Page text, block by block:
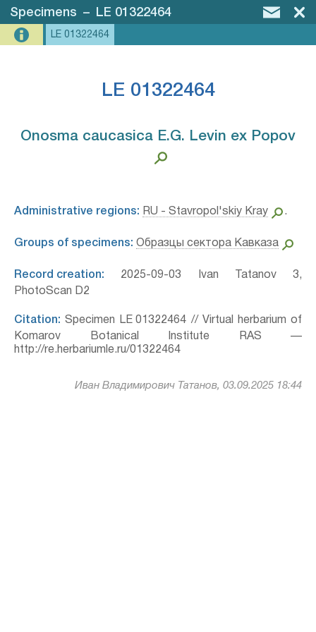
Specimens – LE 01322464
LE 01322464
LE 01322464
Onosma caucasica E.G. Levin ex Popov⁣
Administrative regions: RU - Stavropol'skiy Kray .
Groups of specimens: Образцы сектора Кавказа
Record creation: 2025-09-03 Ivan Tatanov 3,
PhotoScan D2
Citation: Specimen LE 01322464 // Virtual herbarium of
Komarov Botanical Institute RAS —
http://re.herbariumle.ru/01322464
Иван Владимирович Татанов, 03.09.2025 18:44